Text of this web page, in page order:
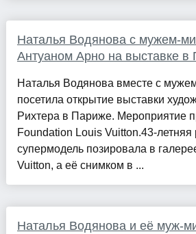
Наталья Водянова с мужем-
Антуаном Арно на выставке в
Наталья Водянова вместе с
посетила открытие выставки
Рихтера в Париже. Мероприятие
Foundation Louis Vuitton.43-летняя
супермодель позировала в
Vuitton, а её снимком в ...
Наталья Водянова и её муж-